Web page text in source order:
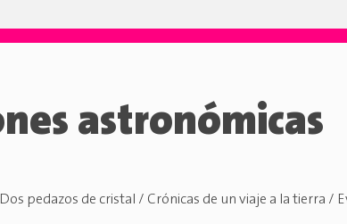
astronómicas
pedazos de cristal / Crónicas de un viaje a la tierra /